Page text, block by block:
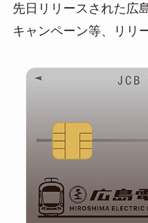
e
n
a
e
ail
先日リリースされた広
キャンペーン等、リリ